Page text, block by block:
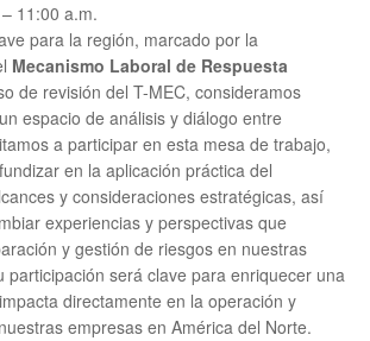
11:00 a.m.
para la región, marcado por la
Mecanismo Laboral de Respuesta
de revisión del T-MEC, consideramos
espacio de análisis y diálogo entre
a participar en esta mesa de trabajo,
en la aplicación práctica del
y consideraciones estratégicas, así
experiencias y perspectivas que
y gestión de riesgos en nuestras
participación será clave para enriquecer una
directamente en la operación y
empresas en América del Norte.